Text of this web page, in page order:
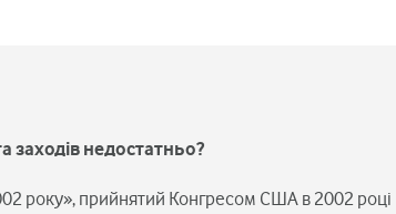
заходів недостатньо?
року», прийнятий Конгресом США в 2002 році